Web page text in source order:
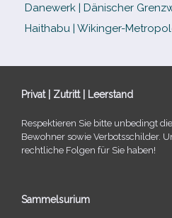
Danewerk | Dänischer
Haithabu | Wikinger-
Privat | Zutritt | Leerstand
Respektieren Sie bitte unbe­dingt
Bewohner sowie Verbotsschilder.
recht­li­che Folgen für Sie haben!
Sammelsurium